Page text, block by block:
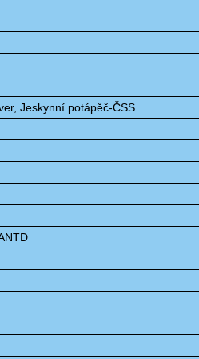
Jeskynní potápěč-ČSS